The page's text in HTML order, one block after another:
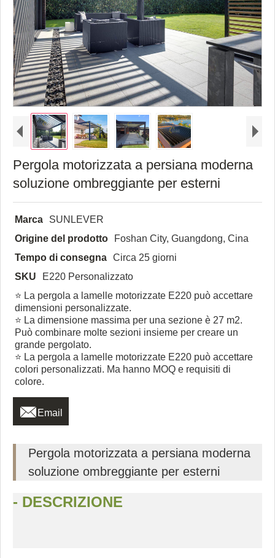
Pergola motorizzata a persiana moderna
soluzione ombreggiante per esterni
Marca
SUNLEVER
Origine del prodotto
Foshan City, Guangdong, Cina
Tempo di consegna Circa 25 giorni
SKU
E220 Personalizzato
⭐ La pergola a lamelle motorizzate E220 può accettare
dimensioni personalizzate.
⭐ La dimensione massima per una sezione è 27 m2.
Può combinare molte sezioni insieme per creare un
grande pergolato.
⭐ La pergola a lamelle motorizzate E220 può accettare
colori personalizzati. Ma hanno MOQ e requisiti di
colore.
 Email
Pergola motorizzata a persiana moderna
soluzione ombreggiante per esterni
- DESCRIZIONE